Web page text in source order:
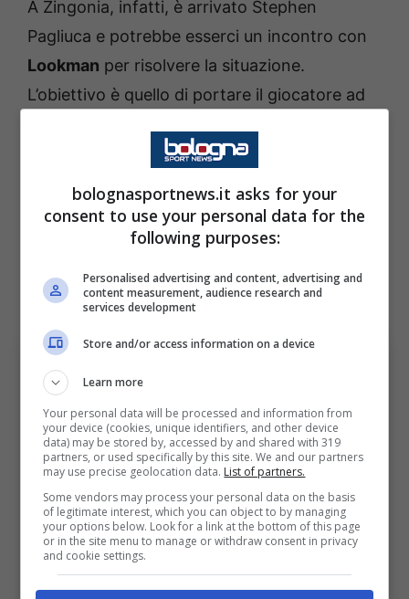
A Zingonia, infatti, è arrivato Stephen
Pagliuca e potrebbe esserci un incontro con
Lookman per risolvere la situazione.
L’obiettivo è quello di portare il giocatore ad
della stagione. Come? Contratto con
di euro che potrebbe aprire ad una cessione
già durante ilcalciomercatoinvernale. Una
soluzione che è destinata a stuzzicare molto
il nigeriano.
bolognasportnews.it asks for your
consent to use your personal data for the
following purposes:
Personalised advertising and content, advertising and
content measurement, audience research and
services development
Store and/or access information on a device
Learn more
Your personal data will be processed and information from
your device (cookies, unique identifiers, and other device
data) may be stored by, accessed by and shared with 319
partners, or used specifically by this site. We and our partners
may use precise geolocation data. List of partners.
Some vendors may process your personal data on the basis
of legitimate interest, which you can object to by managing
your options below. Look for a link at the bottom of this page
or in the site menu to manage or withdraw consent in privacy
and cookie settings.